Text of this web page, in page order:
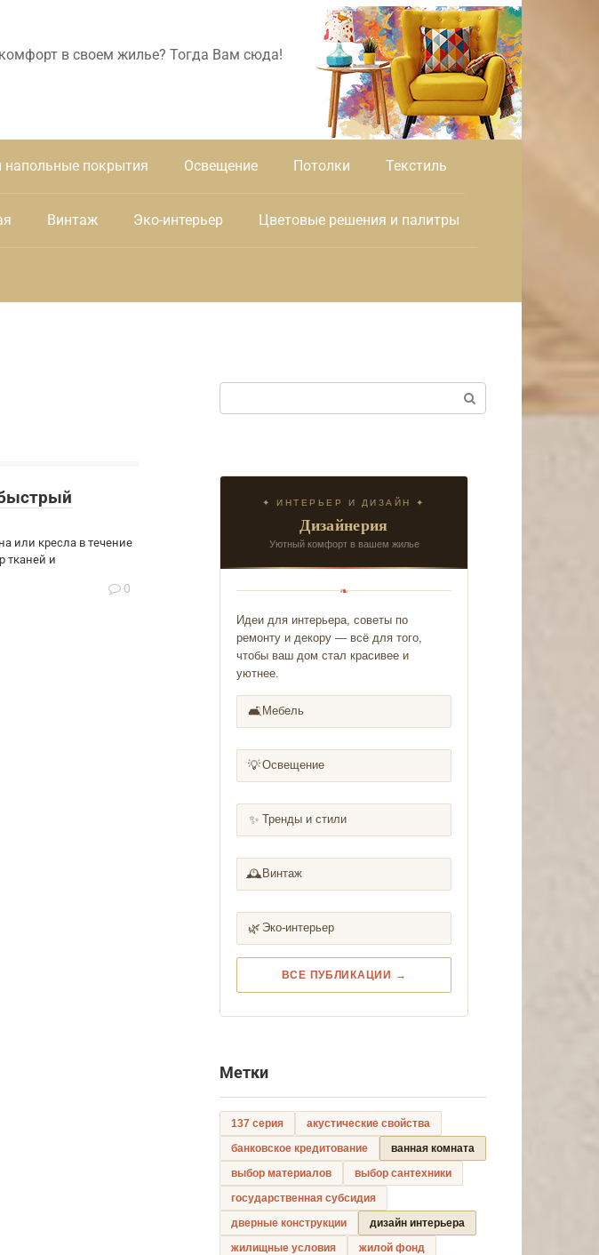
в своем жилье? Тогда Вам сюда!
напольные покрытия Освещение Потолки Текстиль
Винтаж Эко-интерьер Цветовые решения и палитры
или кресла в течение
тканей и
0
✦ ИНТЕРЬЕР И ДИЗАЙН ✦
Дизайнерия
Уютный комфорт в вашем жилье
❧
Идеи для интерьера, советы по
ремонту и декору — всё для того,
чтобы ваш дом стал красивее и
уютнее.
🛋️ Мебель
💡Освещение
✨ Тренды и стили
🕰️ Винтаж
🌿 Эко-интерьер
ВСЕ ПУБЛИКАЦИИ →
Метки
137 серия
акустические свойства
банковское кредитование
ванная комната
выбор материалов
выбор сантехники
государственная субсидия
дверные конструкции
дизайн интерьера
жилищные условия
жилой фонд